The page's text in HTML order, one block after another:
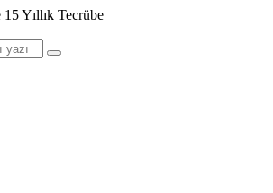
Yıllık Tecrübe